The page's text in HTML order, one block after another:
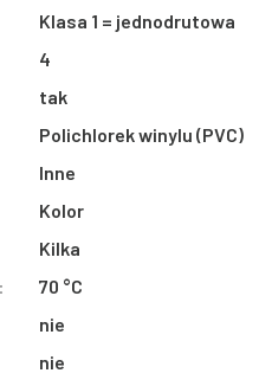
Klasa 1 = jednodrutowa
4
tak
Polichlorek winylu (PVC)
Inne
Kolor
Kilka
70 °C
nie
nie